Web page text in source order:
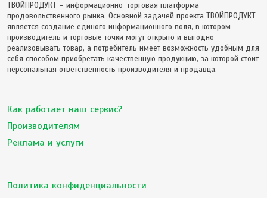
ТВОЙПРОДУКТ – информационно-торговая платформа
продовольственного рынка. Основной задачей проекта ТВОЙПРОДУКТ
является создание единого информационного поля, в котором
производитель и торговые точки могут открыто и выгодно
реализовывать товар, а потребитель имеет возможность удобным для
себя способом приобретать качественную продукцию, за которой стоит
персональная ответственность производителя и продавца.
Как работает наш сервис?
Производителям
Реклама и услуги
Политика конфиденциальности